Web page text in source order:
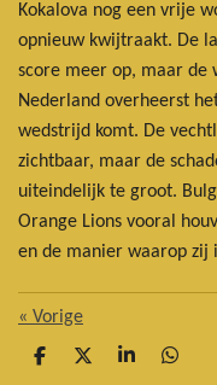
Kokalova nog een vrije
opnieuw kwijtraakt. De
score meer op, maar de
Nederland overheerst
wedstrijd komt. De
zichtbaar, maar de
uiteindelijk te groot.
Orange Lions vooral
en de manier waarop zij
« Vorige
D
D
S
D